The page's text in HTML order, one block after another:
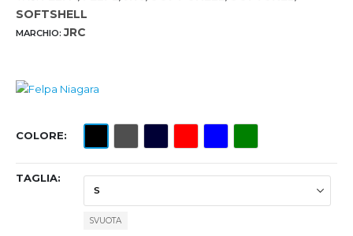
SOFTSHELL
MARCHIO:JRC
COLORE
TAGLIA
SVUOTA